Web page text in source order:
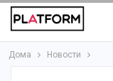
Дома Новости